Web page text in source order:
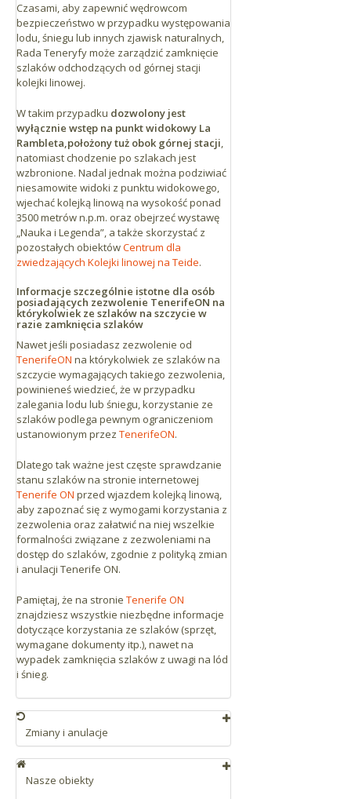
Czasami, aby zapewnić wędrowcom
bezpieczeństwo w przypadku występowania
lodu, śniegu lub innych zjawisk naturalnych,
Rada Teneryfy może zarządzić zamknięcie
szlaków odchodzących od górnej stacji
kolejki linowej.
W takim przypadku dozwolony jest
wyłącznie wstęp na punkt widokowy La
Rambleta,położony tuż obok górnej stacji,
natomiast chodzenie po szlakach jest
wzbronione. Nadal jednak można podziwiać
niesamowite widoki z punktu widokowego,
wjechać kolejką linową na wysokość ponad
3500 metrów n.p.m. oraz obejrzeć wystawę
„Nauka i Legenda”, a także skorzystać z
pozostałych obiektówCentrum dla
zwiedzających Kolejki linowej na Teide.
Informacje szczególnie istotne dla osób
posiadających zezwolenie TenerifeON na
którykolwiek ze szlaków na szczycie w
razie zamknięcia szlaków
Nawet jeśli posiadasz zezwolenie od
TenerifeON na którykolwiek ze szlaków na
szczycie wymagających takiego zezwolenia,
powinieneś wiedzieć, że w przypadku
zalegania lodu lub śniegu, korzystanie ze
szlaków podlega pewnym ograniczeniom
ustanowionym przez TenerifeON.
Dlatego tak ważne jest częste sprawdzanie
stanu szlaków na stronie internetowej
Tenerife ON przed wjazdem kolejką linową,
aby zapoznać się z wymogami korzystania z
zezwolenia oraz załatwić na niej wszelkie
formalności związane z zezwoleniami na
dostęp do szlaków, zgodnie z polityką zmian
i anulacji Tenerife ON.
Pamiętaj, że na stronie Tenerife ON
znajdziesz wszystkie niezbędne informacje
dotyczące korzystania ze szlaków (sprzęt,
wymagane dokumenty itp.), nawet na
wypadek zamknięcia szlaków z uwagi na lód
i śnieg.
Zmiany i anulacje
maksymalnie 1 roku. Można zmienić datę
i godzinę lub anulować bilet bezpłatnie
Nasze obiekty